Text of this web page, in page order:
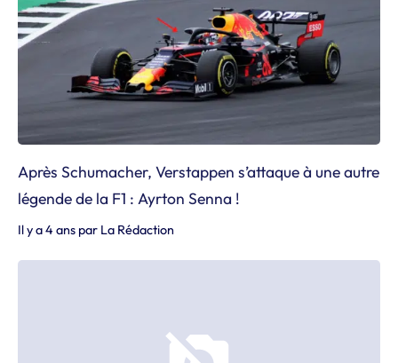
Après Schumacher, Verstappen s’attaque à une autre
légende de la F1 : Ayrton Senna !
Il y a 4 ans par La Rédaction